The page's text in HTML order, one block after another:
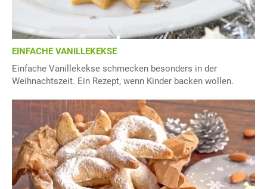
EINFACHE VANILLEKEKSE
Einfache Vanillekekse schmecken besonders in der
Weihnachtszeit. Ein Rezept, wenn Kinder backen wollen.